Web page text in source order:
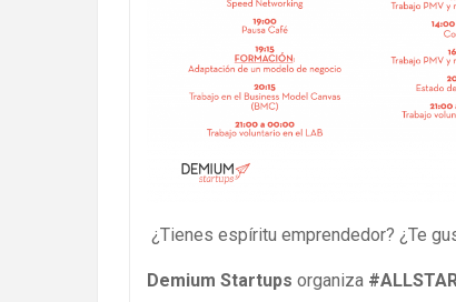
¿Tienes espíritu emprendedor? ¿Te
Demium Startups organiza